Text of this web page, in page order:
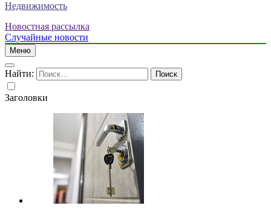
Недвижимость
Новостная рассылка
Случайные новости
Меню
Найти:
Заголовки